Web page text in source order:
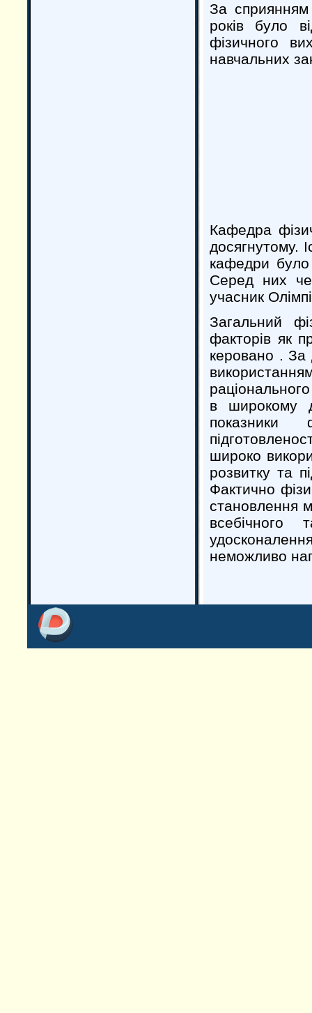
За сприянням
років було
фізичного
навчальних
Кафедра
досягнутому.
кафедри
Серед них
учасник
Загальний
факторів як
керовано . За
в широкому
показники
широко
розвитку та
Фактично
становлення
всебічного
неможливо